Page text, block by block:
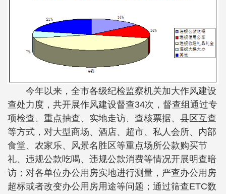
今年以来，全市各级纪检监察机关加大作风建设
查处力度，共开展作风建设督查34次，督查组通过专
项检查、重点抽查、实地走访、查核票据、县区互查
等方式，对大型商场、酒店、超市、私人会所、内部
食堂、农家乐、风景名胜区等重点场所公款购买节
礼、违规公款吃喝、违规公款消费等情况开展明查暗
访；对各单位办公用房实地进行测量，严查办公用房
超标或者改变办公用房用途等问题；通过筛查ETC数